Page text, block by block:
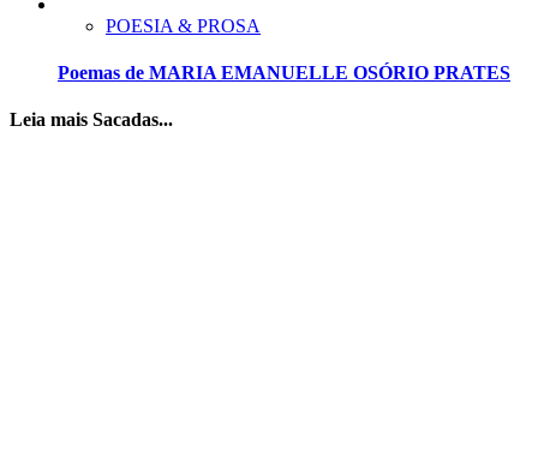
POESIA & PROSA
Poemas de MARIA EMANUELLE OSÓRIO PRATES
Leia mais Sacadas...